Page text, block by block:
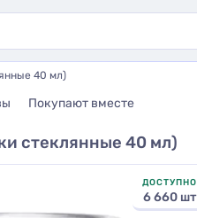
40 мл)
Покупают вместе
стеклянные 40 мл)
ДОСТУПНО
6 660 шт